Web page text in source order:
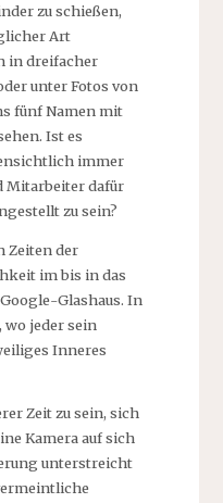
zu schießen,
Art
in dreifacher
unter Fotos von
fünf Namen mit
Ist es
immer
Mitarbeiter dafür
zu sein?
Zeiten der
im bis in das
Glashaus. In
wo jeder sein
Inneres
Zeit zu sein, sich
Kamera auf sich
unterstreicht